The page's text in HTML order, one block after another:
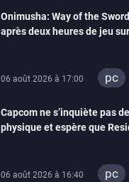
Onimusha: Way of the
après deux heures de jeu
06 août 2026 à 17:00 pc
Capcom ne s’inquiète pas
physique et espère que
06 août 2026 à 16:40 pc